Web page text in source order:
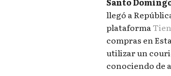
llegó a
plataforma
compras en
utilizar un
conociendo de